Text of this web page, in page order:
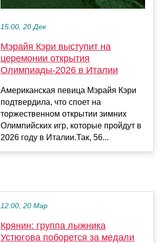
15:00, 20 Дек
Мэрайя Кэри выступит на
церемонии открытия
Олимпиады-2026 в Италии
Американская певица Мэрайя Кэри
подтвердила, что споет на
торжественном открытии зимних
Олимпийских игр, которые пройдут в
2026 году в Италии.Так, 56...
12:00, 20 Мар
Крянин: группа лыжника
Устюгова поборется за медали